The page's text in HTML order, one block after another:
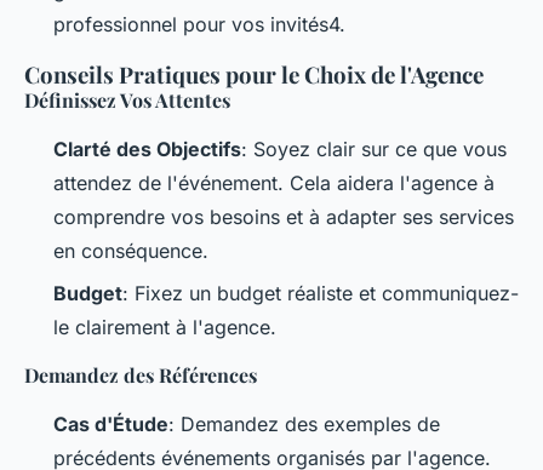
professionnel pour vos invités4.
Conseils Pratiques pour le Choix de l'Agence
Définissez Vos Attentes
Clarté des Objectifs: Soyez clair sur ce que vous
attendez de l'événement. Cela aidera l'agence à
comprendre vos besoins et à adapter ses services
en conséquence.
Budget: Fixez un budget réaliste et communiquez-
le clairement à l'agence.
Demandez des Références
Cas d'Étude: Demandez des exemples de
précédents événements organisés par l'agence.